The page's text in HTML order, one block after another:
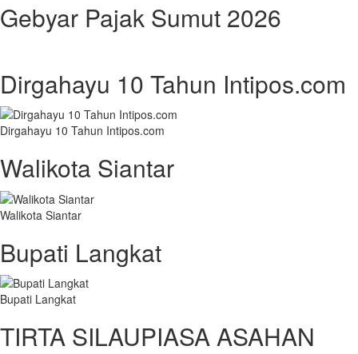
Gebyar Pajak Sumut 2026
Dirgahayu 10 Tahun Intipos.com
Dirgahayu 10 Tahun Intipos.com
Walikota Siantar
Walikota Siantar
Bupati Langkat
Bupati Langkat
TIRTA SILAUPIASA ASAHAN